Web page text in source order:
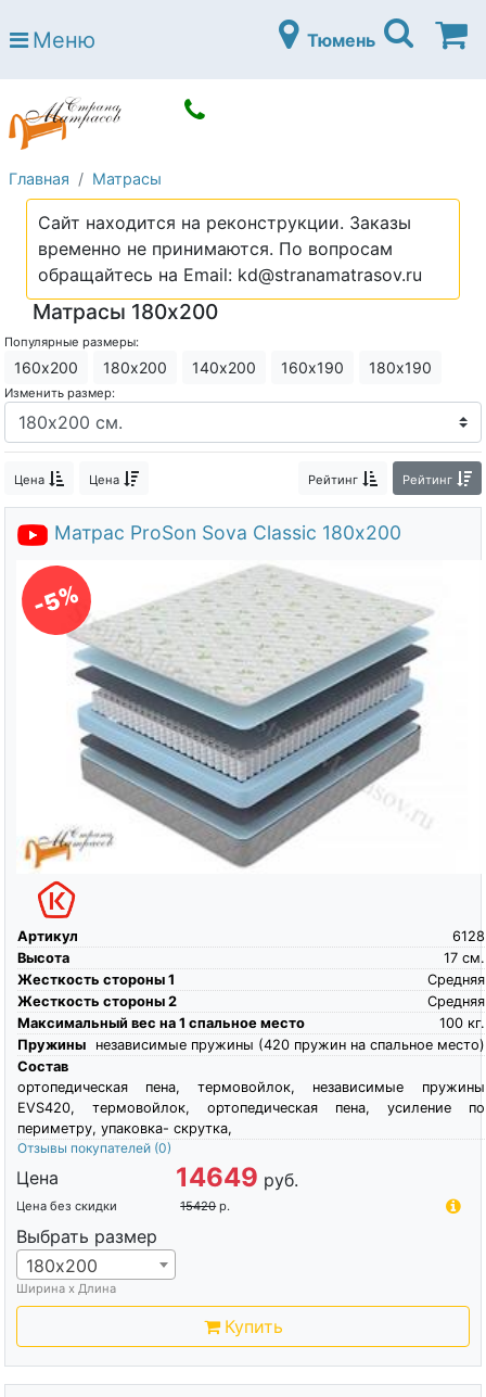
Страна матрасов
Open submenu (Матрасы)
Open submenu (Кровати)
Кровати
Open submenu (Аксессуары)
Open submenu (Диваны)
Диваны
Open submenu (Постельное белье)
Постельное белье
Open submenu (Мебель)
Мебель
Open submenu (Основания)
Основания
Open submenu (Детские матрасы)
Детские матрасы
Open submenu (Детские кровати)
Детские кровати
Open submenu (Шкафы)
Шкафы
Контакты
Доставка по городу
Меню Тюмень
Главная Матрасы
Сайт находится на реконструкции. Заказы
временно не принимаются. По вопросам
обращайтесь на Email: kd@stranamatrasov.ru
Матрасы 180х200
Популярные размеры:
160х200 180х200 140х200 160х190 180х190
Изменить размер:
Цена Цена Рейтинг Рейтинг
Матрас ProSon Sova Classic 180х200
-5%
Артикул
6128
Высота
см.
17
Жесткость стороны 1
Средняя
Жесткость стороны 2
Средняя
Максимальный вес на 1 спальное место
кг.
100
Пружины
независимые пружины (420 пружин на спальное место)
Состав
ортопедическая пена, термовойлок, независимые пружины
EVS420, термовойлок, ортопедическая пена, усиление по
периметру, упаковка- скрутка,
Отзывы покупателей (0)
Цена 14649 руб.
Цена без скидки 15420 р.
Выбрать размер
180х200
Ширина х Длина
Купить